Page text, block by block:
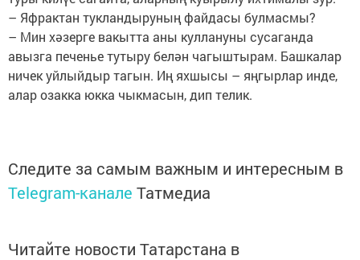
– Яфрактан тукландыруның файдасы булмасмы?
– Мин хәзерге вакытта аны куллануны сусаганда
авызга печенье тутыру белән чагыштырам. Башкалар
ничек уйлыйдыр тагын. Иң яхшысы – яңгырлар инде,
алар озакка юкка чыкмасын, дип телик.
Следите за самым важным и интересным в
Telegram-канале Татмедиа
Читайте новости Татарстана в